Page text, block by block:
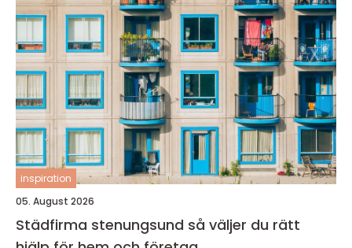
inspiration
05. August 2026
Städfirma stenungsund så väljer du rätt